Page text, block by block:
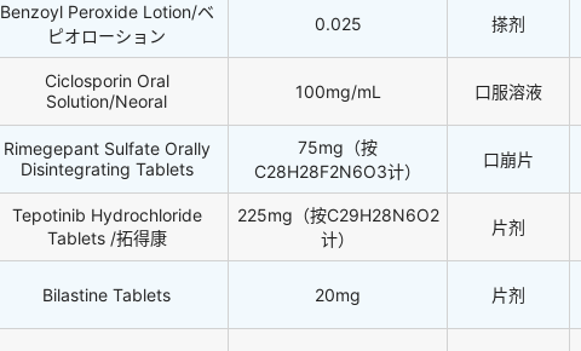
Benzoyl Peroxide Lotion/ベ
ピオローション
0.025 搽剂
Ciclosporin Oral
Solution/Neoral
100mg/mL 口服溶液
Rimegepant Sulfate Orally
Disintegrating Tablets
75mg（按
C28H28F2N6O3计）
口崩片
Tepotinib Hydrochloride
Tablets /拓得康
225mg（按C29H28N6O2
计）
片剂
Bilastine Tablets 20mg 片剂